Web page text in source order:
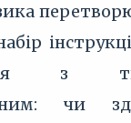
з
чи